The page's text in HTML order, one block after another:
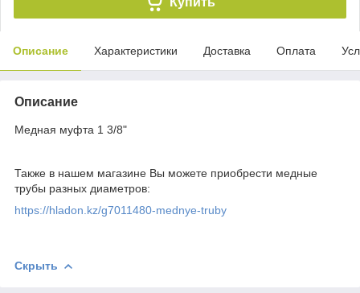
Описание Характеристики Доставка Оплата
Описание
Медная муфта 1 3/8"
Также в нашем магазине Вы можете приобрести медные
трубы разных диаметров:
https://hladon.kz/g7011480-mednye-truby
Скрыть